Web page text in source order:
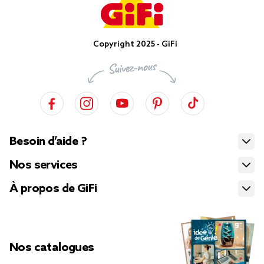
Copyright 2025 - GiFi
Besoin d’aide ?
Nos services
À propos de GiFi
Nos catalogues